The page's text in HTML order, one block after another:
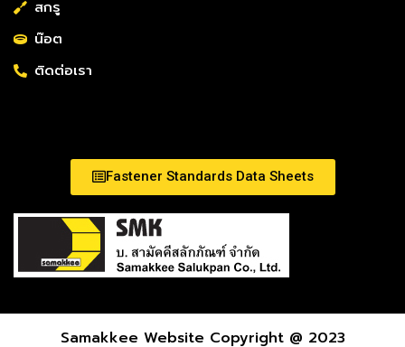
สกรู
น๊อต
ติดต่อเรา
Fastener Standards Data Sheets
Samakkee Website Copyright @ 2023